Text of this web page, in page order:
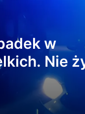
w
Nie
na
w
wniosków